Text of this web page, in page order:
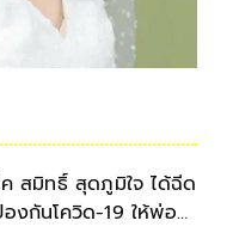
สมิทธิ์ สุดภูมิใจ ได้ฉีด
งกันโควิด-19 ให้พ่อ